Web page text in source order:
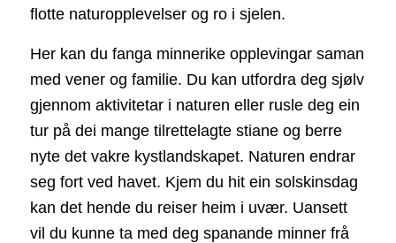
flotte naturopplevelser og ro i sjelen.
Her kan du fanga minnerike opplevingar saman
med vener og familie. Du kan utfordra deg sjølv
gjennom aktivitetar i naturen eller rusle deg ein
tur på dei mange tilrettelagte stiane og berre
nyte det vakre kystlandskapet. Naturen endrar
seg fort ved havet. Kjem du hit ein solskinsdag
kan det hende du reiser heim i uvær. Uansett
vil du kunne ta med deg spanande minner frå